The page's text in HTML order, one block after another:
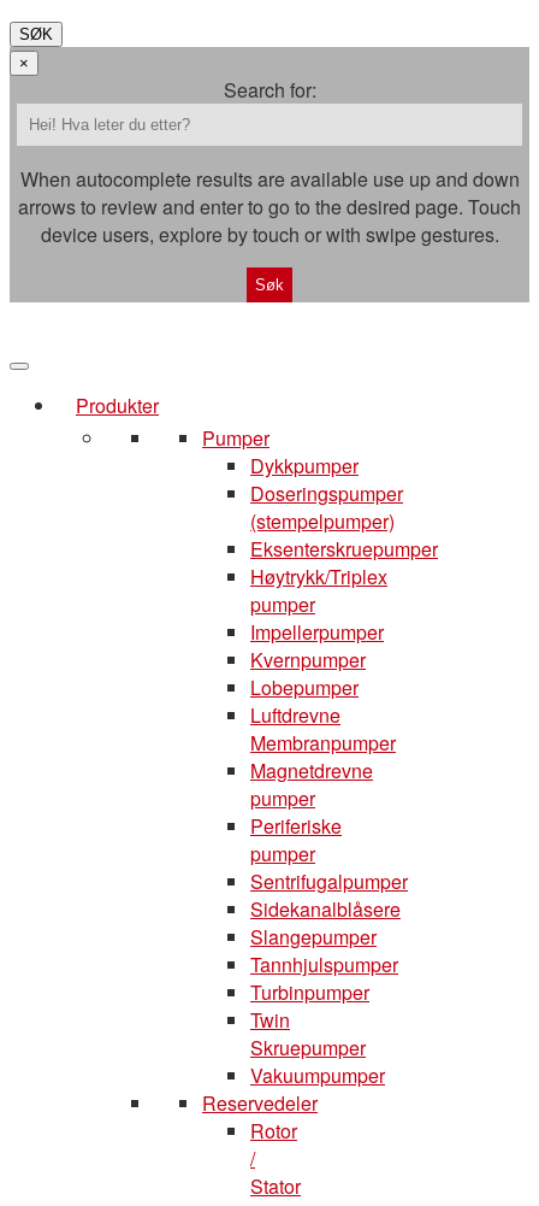
SØK
×
Search for:
When autocomplete results are available use up and down
arrows to review and enter to go to the desired page. Touch
device users, explore by touch or with swipe gestures.
Produkter
Pumper
Dykkpumper
Doseringspumper
(stempelpumper)
Eksenterskruepumper
Høytrykk/Triplex
pumper
Impellerpumper
Kvernpumper
Lobepumper
Luftdrevne
Membranpumper
Magnetdrevne
pumper
Periferiske
pumper
Sentrifugalpumper
Sidekanalblåsere
Slangepumper
Tannhjulspumper
Turbinpumper
Twin
Skruepumper
Vakuumpumper
Reservedeler
Rotor
/
Stator